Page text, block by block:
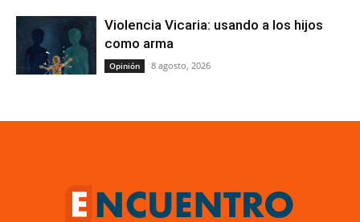
Violencia Vicaria: usando a los hijos
como arma
Opinión 8 agosto, 2026